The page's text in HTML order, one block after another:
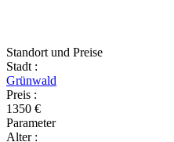
Standort und Preise
Stadt :
Grünwald
Preis :
1350 €
Parameter
Alter :